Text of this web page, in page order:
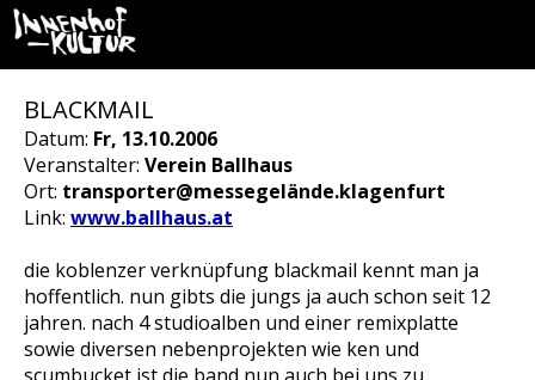
BLACKMAIL
Datum: Fr, 13.10.2006
Veranstalter: Verein Ballhaus
Ort: transporter@messegelände.klagenfurt
Link: www.ballhaus.at
die koblenzer verknüpfung blackmail kennt man ja
hoffentlich. nun gibts die jungs ja auch schon seit 12
jahren. nach 4 studioalben und einer remixplatte
sowie diversen nebenprojekten wie ken und